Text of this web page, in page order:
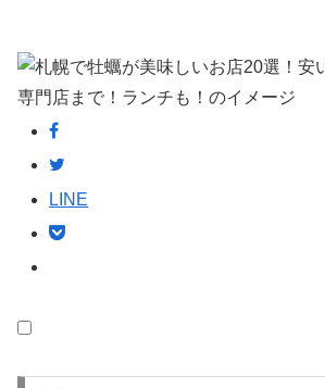
LINE